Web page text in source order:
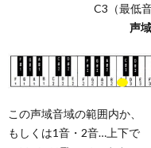
C3（最低
声
この声域音域の範囲内か、
もしくは1音・2音…上下で